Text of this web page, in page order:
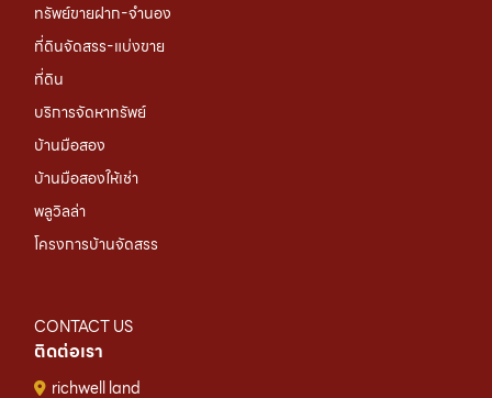
ทรัพย์ขายฝาก-จำนอง
ที่ดินจัดสรร-แบ่งขาย
ที่ดิน
บริการจัดหาทรัพย์
บ้านมือสอง
บ้านมือสองให้เช่า
พลูวิลล่า
โครงการบ้านจัดสรร
CONTACT US
ติดต่อเรา
richwell land